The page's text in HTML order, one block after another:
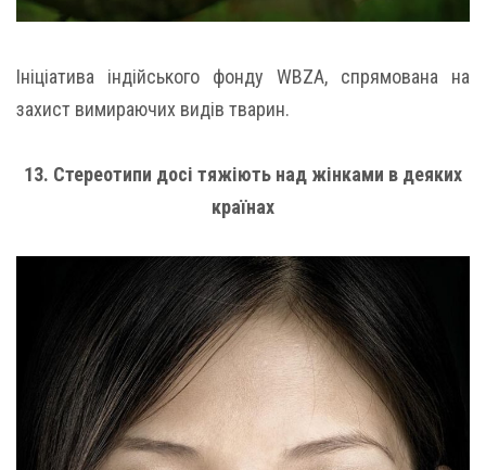
Ініціатива індійського фонду WBZA, спрямована на
захист вимираючих видів тварин.
13. Стереотипи досі тяжіють над жінками в деяких
країнах